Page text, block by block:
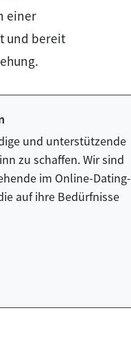
einer
und bereit
und unterstützende
zu schaffen. Wir sind
im Online-Dating-
auf ihre Bedürfnisse